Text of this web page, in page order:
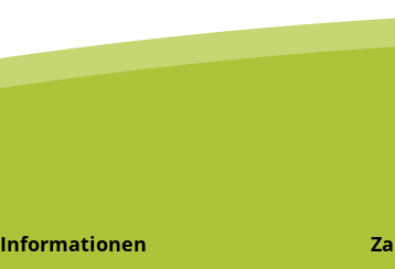
Informationen